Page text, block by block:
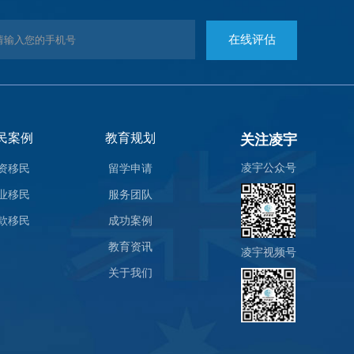
案例
移民
移民
移民
教育规划
留学申请
服务团队
成功案例
教育资讯
关于我们
关注凌宇
凌宇公众号
凌宇视频号